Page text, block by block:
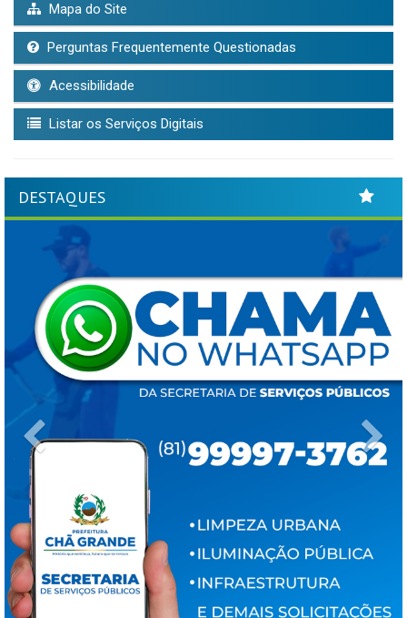
Mapa do Site
Perguntas Frequentemente Questionadas
Acessibilidade
Listar os Serviços Digitais
DESTAQUES